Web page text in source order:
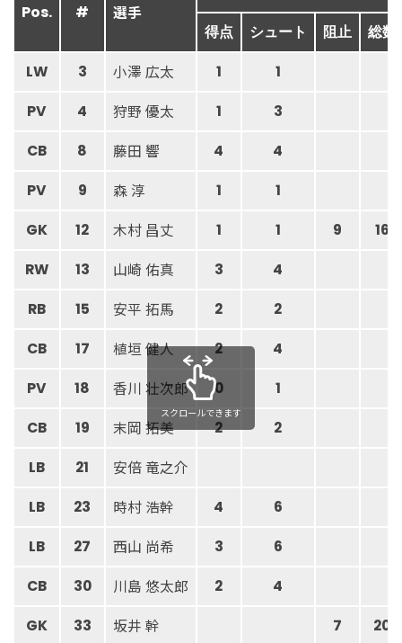
Pos. # 選手
得点 シュート 阻止 総数
LW 3 小澤 広太 1 1
PV 4 狩野 優太 1 3
CB 8 藤田 響 4 4
PV 9 森 淳 1 1
GK 12 木村 昌丈 1 1 9 16
RW 13 山崎 佑真 3 4
RB 15 安平 拓馬 2 2
CB 17 植垣 健人 2 4
PV 18 香川 壮次郎 0 1
CB 19 末岡 拓美 2 2
LB 21 安倍 竜之介
LB 23 時村 浩幹 4 6
LB 27 西山 尚希 3 6
CB 30 川島 悠太郎 2 4
GK 33 坂井 幹 7 20
スクロールできます